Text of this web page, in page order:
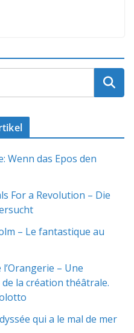
Wenn das Epos den
For a Revolution – Die
– Le fantastique au
– Une
la création théâtrale.
qui a le mal de mer